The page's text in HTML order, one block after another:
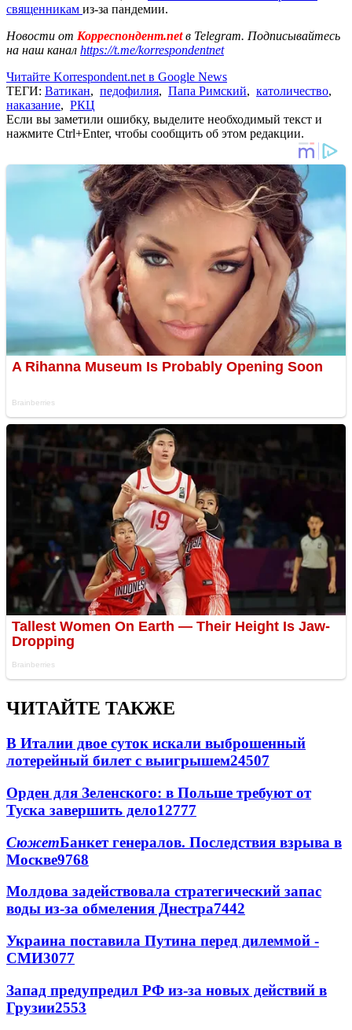
священникам из-за пандемии.
Новости от Корреспондент.netв Telegram. Подписывайтесь
на наш канал https://t.me/korrespondentnet
Читайте Korrespondent.net в Google News
ТЕГИ: Ватикан, педофилия, Папа Римский, католичество,
наказание, РКЦ
Если вы заметили ошибку, выделите необходимый текст и
нажмите Ctrl+Enter, чтобы сообщить об этом редакции.
ЧИТАЙТЕ ТАКЖЕ
В Италии двое суток искали выброшенный
лотерейный билет с выигрышем24507
Орден для Зеленского: в Польше требуют от
Туска завершить дело12777
СюжетБанкет генералов. Последствия взрыва в
Москве9768
Молдова задействовала стратегический запас
воды из-за обмеления Днестра7442
Украина поставила Путина перед дилеммой -
СМИ3077
Запад предупредил РФ из-за новых действий в
Грузии2553